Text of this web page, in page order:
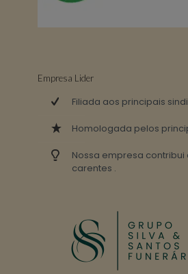
Empresa Lider
Filiada aos principais
Homologada pelos
Nossa empresa contribui
carentes .